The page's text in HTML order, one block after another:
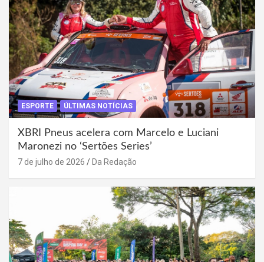
ESPORTE ÚLTIMAS NOTÍCIAS
XBRI Pneus acelera com Marcelo e Luciani
Maronezi no ‘Sertões Series’
7 de julho de 2026 Da Redação